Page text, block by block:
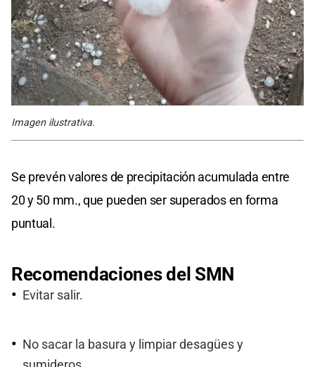
Imagen ilustrativa.
Se prevén valores de precipitación acumulada entre
20 y 50 mm., que pueden ser superados en forma
puntual.
Recomendaciones del SMN
Evitar salir.
No sacar la basura y limpiar desagües y